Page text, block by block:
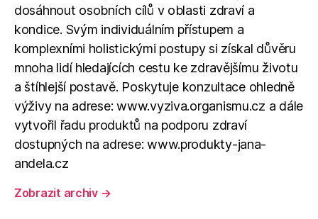
dosáhnout osobních cílů v oblasti zdraví a
kondice. Svým individuálním přístupem a
komplexními holistickými postupy si získal důvěru
mnoha lidí hledajících cestu ke zdravějšímu životu
a štíhlejší postavě. Poskytuje konzultace ohledně
výživy na adrese: www.vyziva.organismu.cz a dále
vytvořil řadu produktů na podporu zdraví
dostupných na adrese: www.produkty-jana-
andela.cz
Zobrazit archiv →